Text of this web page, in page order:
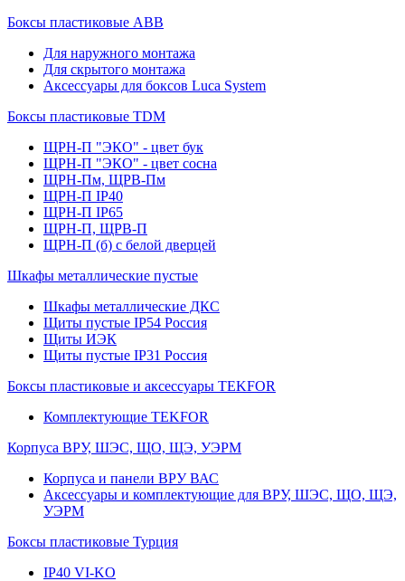
Боксы пластиковые ABB
Для наружного монтажа
Для скрытого монтажа
Аксессуары для боксов Luca System
Боксы пластиковые TDM
ЩРН-П "ЭКО" - цвет бук
ЩРН-П "ЭКО" - цвет сосна
ЩРН-Пм, ЩРВ-Пм
ЩРН-П IP40
ЩРН-П IP65
ЩРН-П, ЩРВ-П
ЩРН-П (б) с белой дверцей
Шкафы металлические пустые
Шкафы металлические ДКС
Щиты пустые IP54 Россия
Щиты ИЭК
Щиты пустые IP31 Россия
Боксы пластиковые и аксессуары TEKFOR
Комплектующие TEKFOR
Корпуса ВРУ, ШЭС, ЩО, ЩЭ, УЭРМ
Корпуса и панели ВРУ ВАС
Аксессуары и комплектующие для ВРУ, ШЭС, ЩО, ЩЭ,
УЭРМ
Боксы пластиковые Турция
IP40 VI-KO